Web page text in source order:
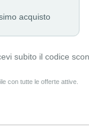
acquisto
subito il codice
con tutte le offerte attive.